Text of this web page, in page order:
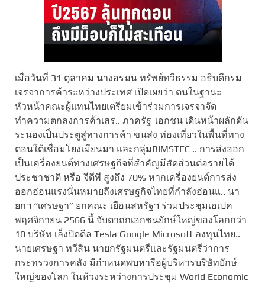
เมื่อวันที่ 31 ตุลาคม นางอรมน ทรัพย์ทวีธรรม อธิบดีกรม
เจรจาการค้าระหว่างประเทศ เปิดเผยว่า ตนในฐานะ
หัวหน้าคณะผู้แทนไทยเตรียมเข้าร่วมการเจรจาจัด
ทำความตกลงการค้าเสร.. ภาครัฐ-เอกชน เดินหน้าผลักดัน
ระนองเป็นประตูสู่ทางการค้า ขนส่ง ท่องเที่ยวในพื้นที่ทาง
ตอนใต้เชื่อมโยงเมียนมา และกลุ่มBIMSTEC .. การส่งออก
เป็นเครื่องยนต์ทางเศรษฐกิจที่สำคัญมีสัดส่วนต่อรายได้
ประชาชาติ หรือ จีดีพี สูงถึง 70% หากเครื่องยนต์การส่ง
ออกอ่อนแรงนั่นหมายถึงเศรษฐกิจไทยที่กำลังอ่อนแ.. นา
ยกฯ “เศรษฐา” ยกคณะ เยือนสหรัฐฯ ร่วมประชุมเอเปค
พฤศจิกายน 2566 นี้ จับตาถกเอกชนยักษ์ใหญ่ของโลกกว่า
10 บริษัท เล็งปิดดีล Tesla Google Microsoft ลงทุนไทย..
นายเศรษฐา ทวีสิน นายกรัฐมนตรีและรัฐมนตรีว่าการ
กระทรวงการคลัง มีกำหนดพบหารือผู้บริหารบริษัทยักษ์
ใหญ่ของโลก ในห้วงระหว่างการประชุม World Economic